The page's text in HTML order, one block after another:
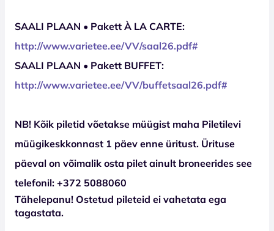
SAALI PLAAN • Pakett À LA CARTE:
http://www.varietee.ee/VV/saal26.pdf#
SAALI PLAAN • Pakett BUFFET:
http://www.varietee.ee/VV/buffetsaal26.pdf#
NB! Kõik piletid võetakse müügist maha Piletilevi
müügikeskkonnast 1 päev enne üritust. Ürituse
päeval on võimalik osta pilet ainult broneerides see
telefonil: +372 5088060
Tähelepanu! Ostetud pileteid ei vahetata ega
tagastata.